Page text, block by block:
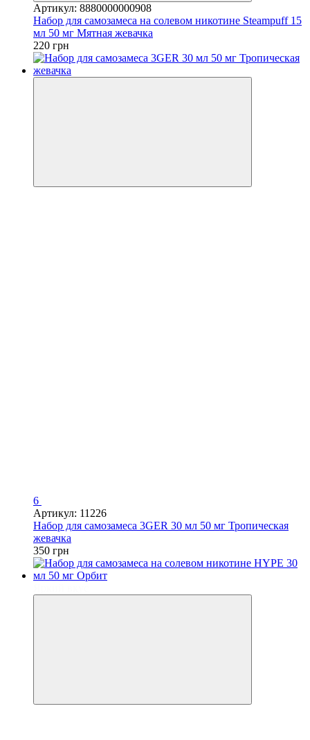
Артикул: 8880000000908
Набор для самозамеса на солевом никотине Steampuff 15
мл 50 мг Мятная жевачка
220 грн
6
Артикул: 11226
Набор для самозамеса 3GER 30 мл 50 мг Тропическая
жевачка
350 грн